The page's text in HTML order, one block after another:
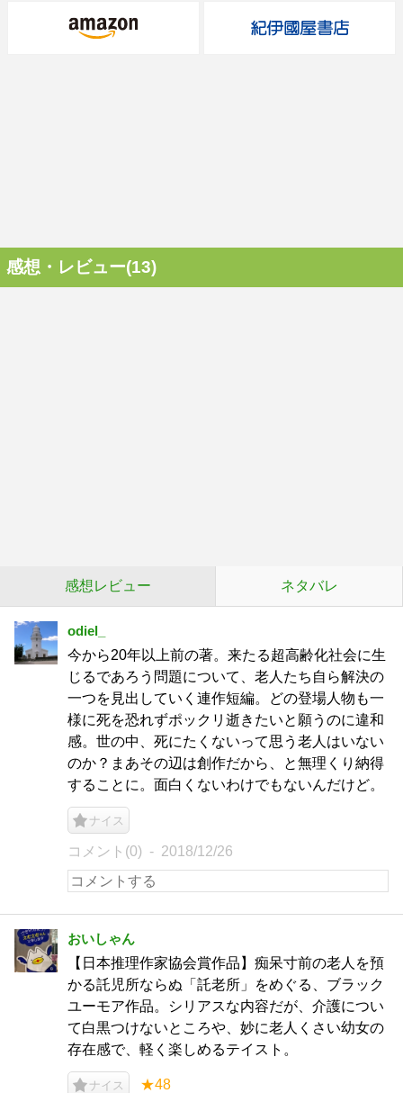
感想・レビュー(13)
感想レビュー ネタバレ
odiel_
今から20年以上前の著。来たる超高齢化社会に生
じるであろう問題について、老人たち自ら解決の
一つを見出していく連作短編。どの登場人物も一
様に死を恐れずポックリ逝きたいと願うのに違和
感。世の中、死にたくないって思う老人はいない
のか？まあその辺は創作だから、と無理くり納得
することに。面白くないわけでもないんだけど。
ナイス
コメント(0) 2018/12/26
おいしゃん
【日本推理作家協会賞作品】痴呆寸前の老人を預
かる託児所ならぬ「託老所」をめぐる、ブラック
ユーモア作品。シリアスな内容だが、介護につい
て白黒つけないところや、妙に老人くさい幼女の
存在感で、軽く楽しめるテイスト。
ナイス ★48